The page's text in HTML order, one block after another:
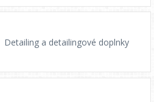
Detailing a detailingové doplnky